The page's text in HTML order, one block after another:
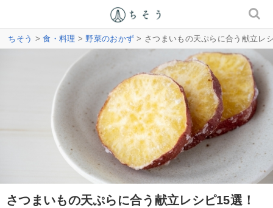
ちそう >食・料理 >野菜のおかず > さつまいもの天ぷらに合う献立レ
さつまいもの天ぷらに合う献立レシピ15選！